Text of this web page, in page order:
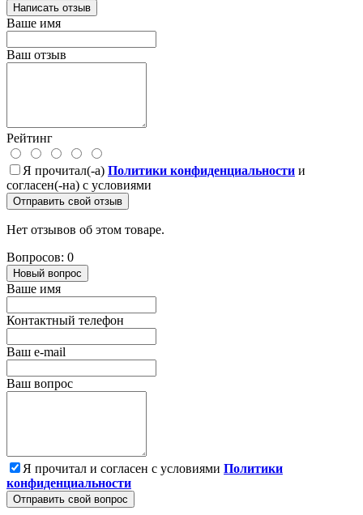
Написать отзыв
Ваше имя
Ваш отзыв
Рейтинг
Я прочитал(-а) Политики конфиденциальности и
согласен(-на) с условиями
Отправить свой отзыв
Нет отзывов об этом товаре.
Вопросов: 0
Новый вопрос
Ваше имя
Контактный телефон
Ваш e-mail
Ваш вопрос
Я прочитал и согласен с условиями Политики
конфиденциальности
Отправить свой вопрос